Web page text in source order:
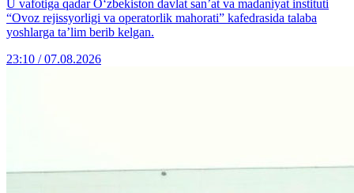
U vafotiga qadar O‘zbekiston davlat san’at va madaniyat instituti
“Ovoz rejissyorligi va operatorlik mahorati” kafedrasida talaba
yoshlarga ta’lim berib kelgan.
23:10 / 07.08.2026